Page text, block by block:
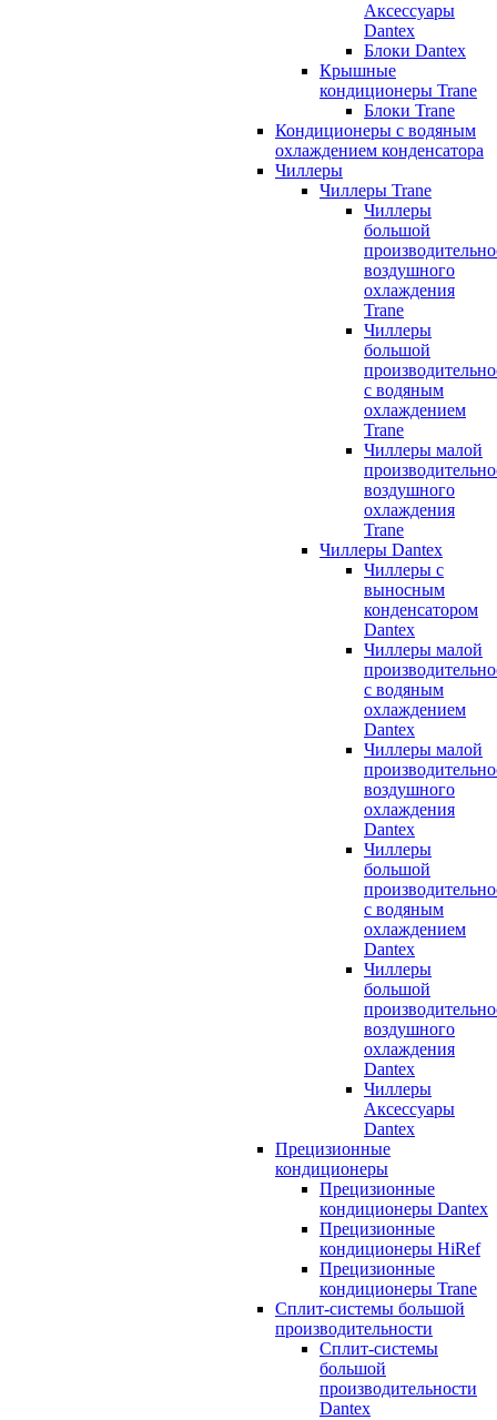
Аксессуары
Dantex
Блоки Dantex
Крышные
кондиционеры Trane
Блоки Trane
Кондиционеры с водяным
охлаждением конденсатора
Чиллеры
Чиллеры Trane
Чиллеры
большой
воздушного
охлаждения
Trane
Чиллеры
большой
с водяным
охлаждением
Trane
Чиллеры малой
воздушного
охлаждения
Trane
Чиллеры Dantex
Чиллеры с
выносным
конденсатором
Dantex
Чиллеры малой
с водяным
охлаждением
Dantex
Чиллеры малой
воздушного
охлаждения
Dantex
Чиллеры
большой
с водяным
охлаждением
Dantex
Чиллеры
большой
воздушного
охлаждения
Dantex
Чиллеры
Аксессуары
Dantex
Прецизионные
кондиционеры
Прецизионные
кондиционеры Dantex
Прецизионные
кондиционеры HiRef
Прецизионные
кондиционеры Trane
Сплит-системы большой
производительности
Сплит-системы
большой
производительности
Dantex